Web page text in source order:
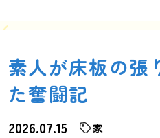
素人が床板の張
た奮闘記
2026.07.15 家